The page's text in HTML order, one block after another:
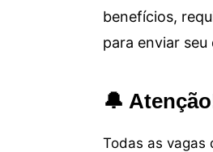
benefícios,
para enviar
🔔
Todas as vagas